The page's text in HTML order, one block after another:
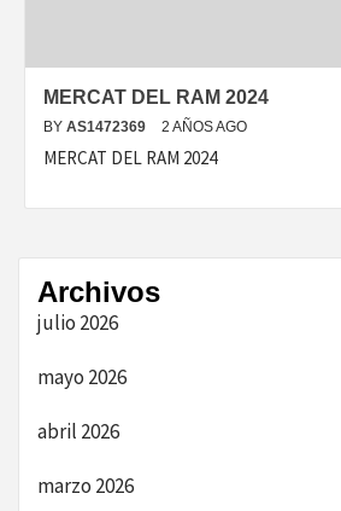
MERCAT DEL RAM 2024
BY AS1472369 2 AÑOS AGO
MERCAT DEL RAM 2024
Archivos
julio 2026
mayo 2026
abril 2026
marzo 2026